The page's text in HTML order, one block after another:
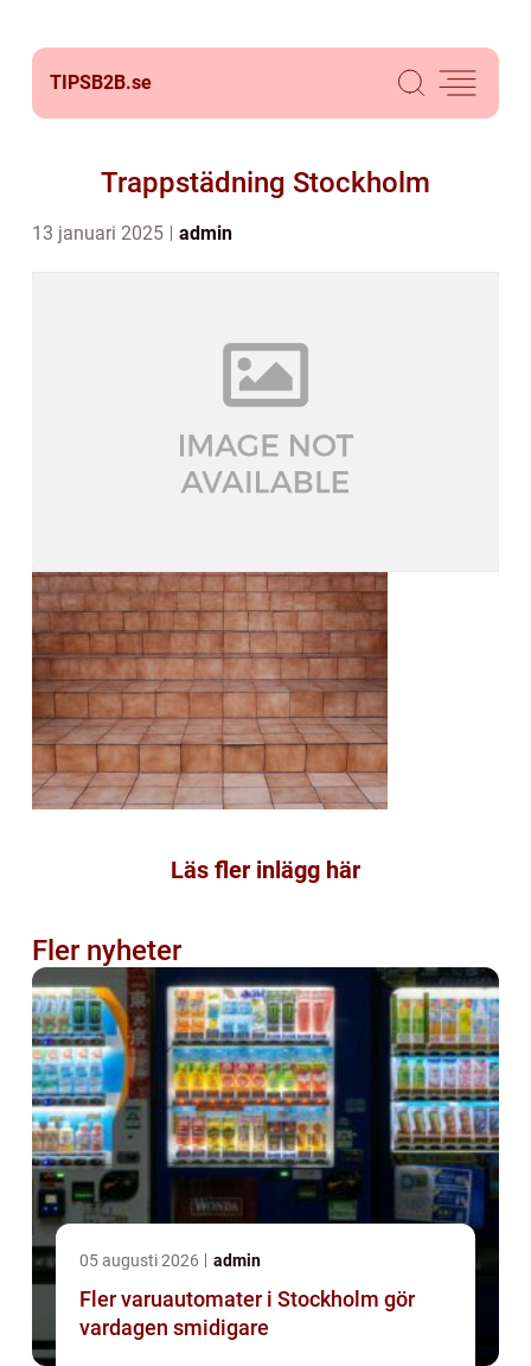
TIPSB2B.se
Trappstädning Stockholm
13 januari 2025 admin
Läs fler inlägg här
Fler nyheter
05 augusti 2026 admin
Fler varuautomater i Stockholm gör
vardagen smidigare